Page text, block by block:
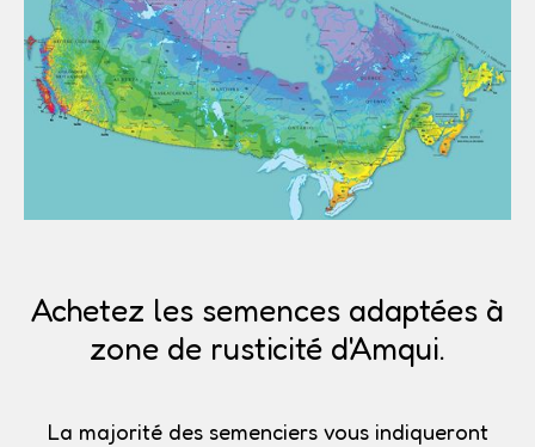
Achetez les semences adaptées à
zone de rusticité d'Amqui.
La majorité des semenciers vous indiqueront